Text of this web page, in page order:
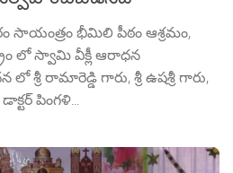
సాయంత్రం భీమిలి పీఠం ఆశ్రమం,
లో స్వామి వీక్లీ ఆరాధన
శ్రీ రామారెడ్డి గారు, శ్రీ ఉషశ్రీ గారు,
పింగళి...